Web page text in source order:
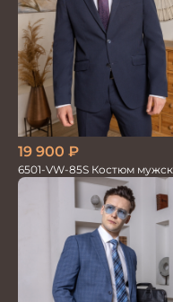
19 900 ₽
6501-VW-85S Костюм
двойка